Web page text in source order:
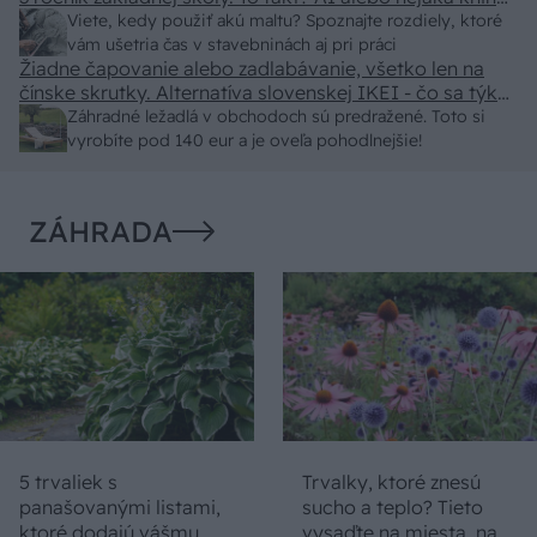
Viete, kedy použiť akú maltu? Spoznajte rozdiely, ktoré
vám ušetria čas v stavebninách aj pri práci
z VŠ? Dnešné rychlotvrdnuce malty - pevnosť 40 Mpa a
doba schnutia tak 15 minut , k tomu vodotesné s
kryštálikou. A rozdiel - schnutie a zretie. Nič?
Záhradné ležadlá v obchodoch sú predražené. Toto si
vyrobíte pod 140 eur a je oveľa pohodlnejšie!
Žiadne čapovanie alebo zadlabávanie, všetko len na
čínske skrutky. Alternatíva slovenskej IKEI - čo sa týka
pevnosti. Autor si nedal veľa námahy s remeselným
spracovaním, škoda. No lepšie než ten odpad z DTD
ZÁHRADA
5 trvaliek s
panašovanými listami,
ktoré dodajú vášmu
Trvalky, ktoré znesú
sucho a teplo? Tieto
vysaďte na miesta, na